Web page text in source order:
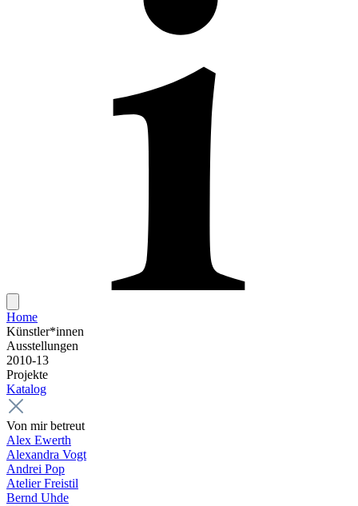
Home
Künstler*innen
Ausstellungen
2010-13
Projekte
Katalog
Von mir betreut
Alex Ewerth
Alexandra Vogt
Andrei Pop
Atelier Freistil
Bernd Uhde